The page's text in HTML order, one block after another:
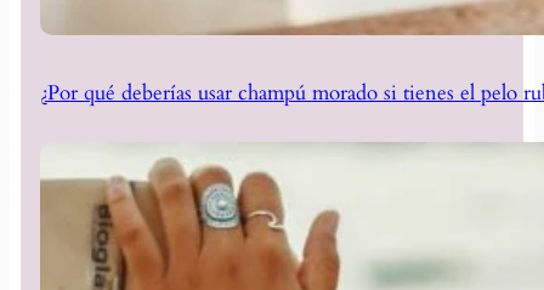
¿Por qué deberías usar champú morado si tienes el pelo